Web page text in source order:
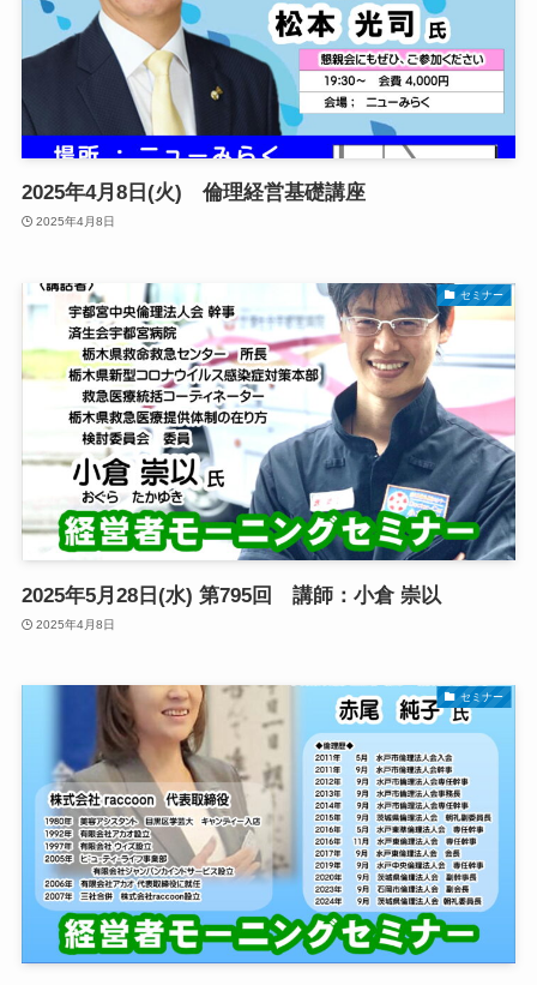
2025年4月8日(火) 倫理経営基礎講座
2025年4月8日
セミナー
2025年5月28日(水) 第795回 講師：小倉 崇以
2025年4月8日
セミナー